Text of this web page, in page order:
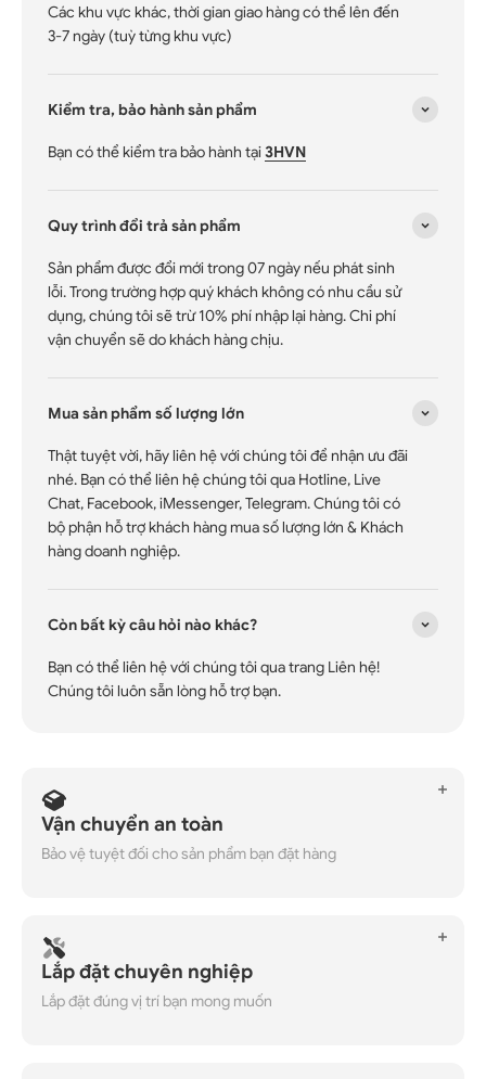
Các khu vực khác, thời gian giao hàng có thể lên đến
3-7 ngày (tuỳ từng khu vực)
Kiểm tra, bảo hành sản phẩm
Bạn có thể kiểm tra bảo hành tại3HVN
Quy trình đổi trả sản phẩm
Sản phẩm được đổi mới trong 07 ngày nếu phát sinh
lỗi. Trong trường hợp quý khách không có nhu cầu sử
dụng, chúng tôi sẽ trừ 10% phí nhập lại hàng. Chi phí
vận chuyển sẽ do khách hàng chịu.
Mua sản phẩm số lượng lớn
Thật tuyệt vời, hãy liên hệ với chúng tôi để nhận ưu đãi
nhé. Bạn có thể liên hệ chúng tôi qua Hotline, Live
Chat, Facebook, iMessenger, Telegram. Chúng tôi có
bộ phận hỗ trợ khách hàng mua số lượng lớn & Khách
hàng doanh nghiệp.
Còn bất kỳ câu hỏi nào khác?
Bạn có thể liên hệ với chúng tôi qua trang Liên hệ!
Chúng tôi luôn sẵn lòng hỗ trợ bạn.
Vận chuyển an toàn
Bảo vệ tuyệt đối cho sản phẩm bạn đặt hàng
Lắp đặt chuyên nghiệp
Lắp đặt đúng vị trí bạn mong muốn